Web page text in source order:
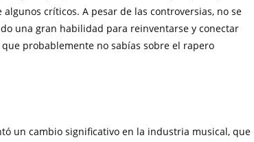
críticos. A pesar de las controversias, no se
una gran habilidad para reinventarse y conectar
probablemente no sabías sobre el rapero
un cambio significativo en la industria musical, que